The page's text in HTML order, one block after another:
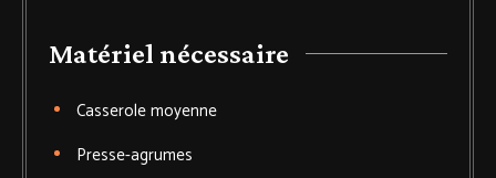
Matériel nécessaire
Casserolemoyenne
Presse-agrumes